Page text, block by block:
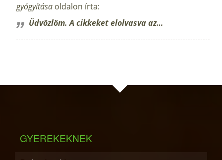
gyógyítása oldalon írta:
Üdvözlöm. A cikkeket elolvasva az…
GYEREKEKNEK